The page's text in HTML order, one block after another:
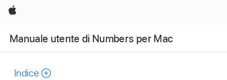
Apple
Manuale utente di Numbers per Mac
Indice